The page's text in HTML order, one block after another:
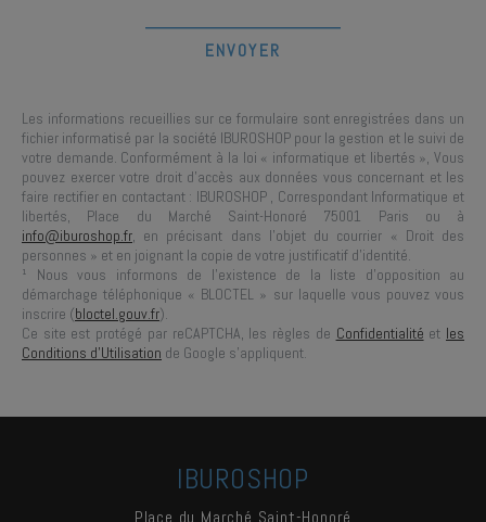
Les informations recueillies sur ce formulaire sont enregistrées dans un
fichier informatisé par la société IBUROSHOP pour la gestion et le suivi de
votre demande. Conformément à la loi « informatique et libertés », Vous
pouvez exercer votre droit d'accès aux données vous concernant et les
faire rectifier en contactant : IBUROSHOP , Correspondant Informatique et
libertés, Place du Marché Saint-Honoré 75001 Paris ou à
info@iburoshop.fr, en précisant dans l’objet du courrier « Droit des
personnes » et en joignant la copie de votre justificatif d’identité.
¹ Nous vous informons de l’existence de la liste d’opposition au
démarchage téléphonique « BLOCTEL » sur laquelle vous pouvez vous
inscrire (bloctel.gouv.fr).
Ce site est protégé par reCAPTCHA, les règles de Confidentialité et les
Conditions d'Utilisation de Google s'appliquent.
IBUROSHOP
Place du Marché Saint-Honoré